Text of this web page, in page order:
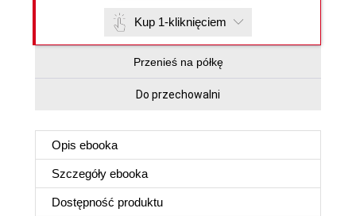
Kup 1-kliknięciem
Przenieś na półkę
Do przechowalni
Opis ebooka
Szczegóły ebooka
Dostępność produktu